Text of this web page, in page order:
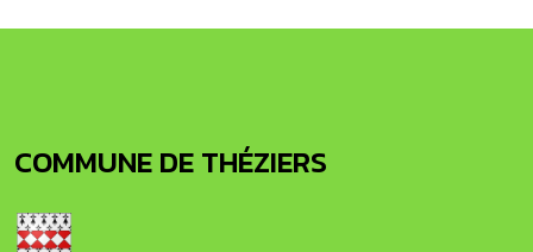
COMMUNE DE THÉZIERS